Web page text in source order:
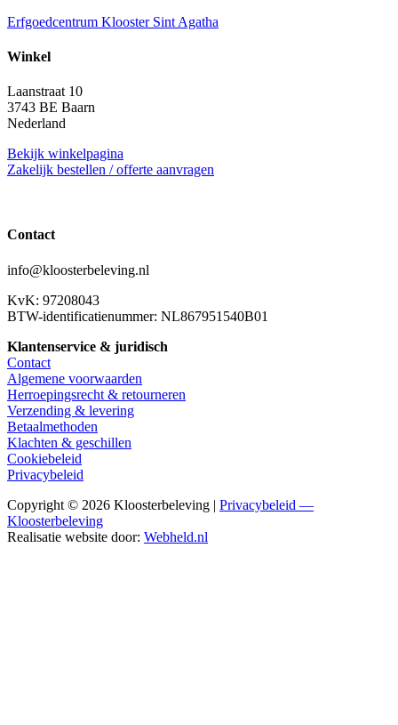
Erfgoedcentrum Klooster Sint Agatha
Winkel
Laanstraat 10
3743 BE Baarn
Nederland
Bekijk winkelpagina
Zakelijk bestellen / offerte aanvragen
Contact
info@kloosterbeleving.nl
KvK: 97208043
BTW-identificatienummer: NL867951540B01
Klantenservice & juridisch
Contact
Algemene voorwaarden
Herroepingsrecht & retourneren
Verzending & levering
Betaalmethoden
Klachten & geschillen
Cookiebeleid
Privacybeleid
Copyright © 2026 Kloosterbeleving | Privacybeleid —
Kloosterbeleving
Realisatie website door: Webheld.nl